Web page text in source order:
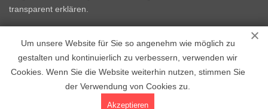
Um unsere Website für Sie so angenehm wie möglich zu
gestalten und kontinuierlich zu verbessern, verwenden wir
Cookies. Wenn Sie die Website weiterhin nutzen, stimmen Sie
der Verwendung von Cookies zu.
Akzeptieren
transparent erklären.
Copyright © 2015 - 2026 Schlüsseldienst NRW